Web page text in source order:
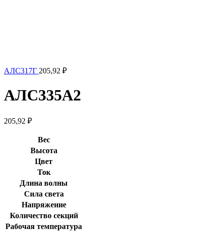
АЛС317Г 205,92 ₽
АЛС335А2
205,92 ₽
Вес
Высота
Цвет
Ток
Длина волны
Сила света
Напряжение
Количество секций
Рабочая температура